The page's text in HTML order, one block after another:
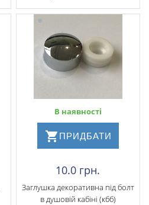
В наявності
ПРИДБАТИ
10.0 грн.
Заглушка декоративна під болт
в душовій кабіні (кбб)